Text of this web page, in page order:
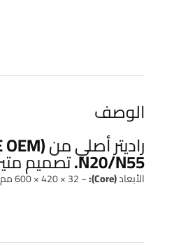
الوصف
N20/N55. تصميم متين من الألومنيوم مع خزانات بلاستيك، أداء تبريد عالي ومطابقة 100% لمواصفات المصنع.
الأبعاد (Core): ~ 600 × 420 × 32 مم